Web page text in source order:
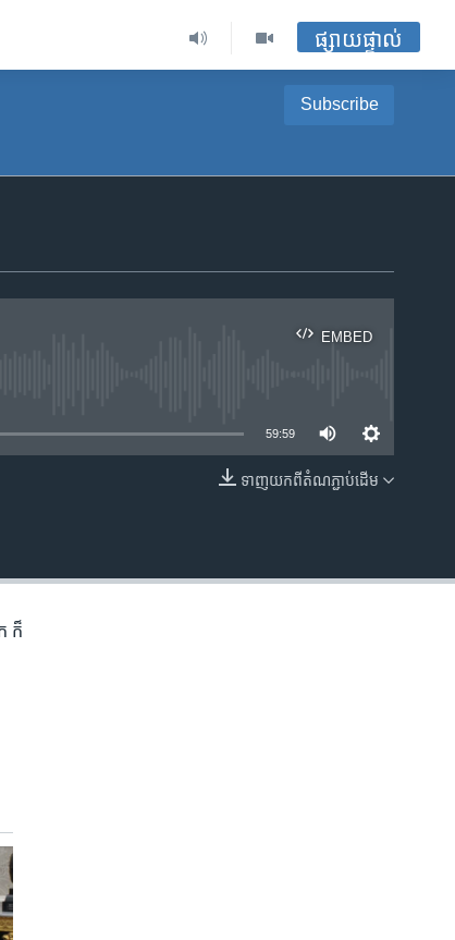
ផ្សាយផ្ទាល់
Subscribe
EMBED
EMBED
59:59
ទាញ​យក​ពី​តំណភ្ជាប់​ដើម
ក៏